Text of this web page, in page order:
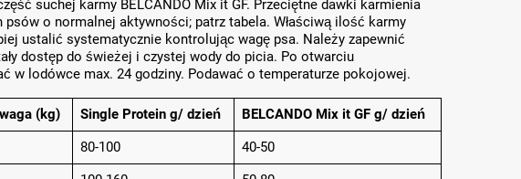
suchej karmy BELCANDO Mix it GF. Przeciętne dawki karmienia
psów o normalnej aktywności; patrz tabela. Właściwą ilość karmy
ustalić systematycznie kontrolując wagę psa. Należy zapewnić
dostęp do świeżej i czystej wody do picia. Po otwarciu
w lodówce max. 24 godziny. Podawać o temperaturze pokojowej.
(kg) Single Protein g/ dzień
BELCANDO Mix it GF g/ dzień
80-100
40-50